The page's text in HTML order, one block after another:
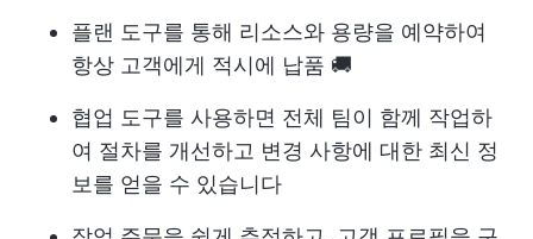
플랜 도구를 통해 리소스와 용량을 예약하여
항상 고객에게 적시에 납품 🚚
협업 도구를 사용하면 전체 팀이 함께 작업하
여 절차를 개선하고 변경 사항에 대한 최신 정
보를 얻을 수 있습니다